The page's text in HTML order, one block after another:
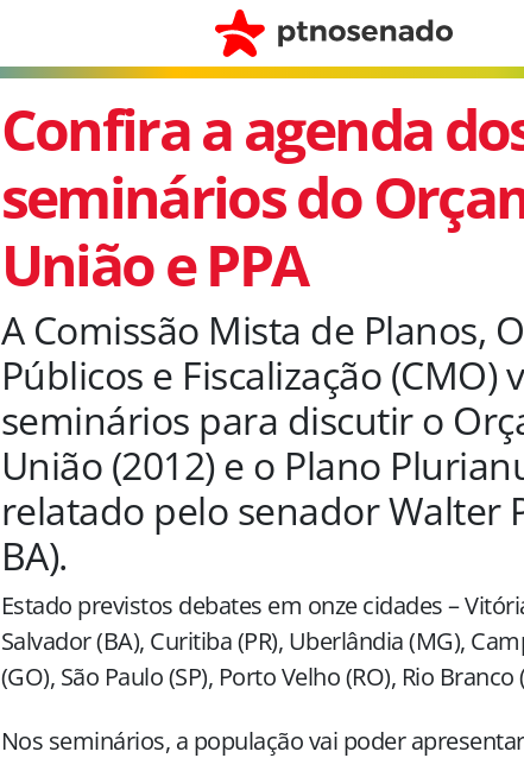
Confira a agenda
seminários do
União e PPA
A Comissão Mista de Planos,
Públicos e Fiscalização (CMO)
seminários para discutir o
União (2012) e o Plano
relatado pelo senador Walter
BA).
Estado previstos debates em onze cidades –
Salvador (BA), Curitiba (PR), Uberlândia (MG),
(GO), São Paulo (SP), Porto Velho (RO), Rio Branco
Nos seminários, a população vai poder